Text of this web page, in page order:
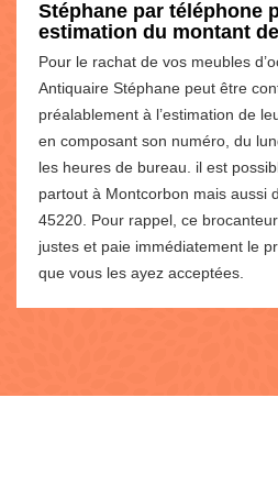
Stéphane par téléphone
estimation du montant
Pour le rachat de vos meubles
Antiquaire Stéphane peut être
préalablement à l’estimation de
en composant son numéro, du
les heures de bureau. il est
partout à Montcorbon mais aussi
45220. Pour rappel, ce
justes et paie immédiatement le
que vous les ayez acceptées.